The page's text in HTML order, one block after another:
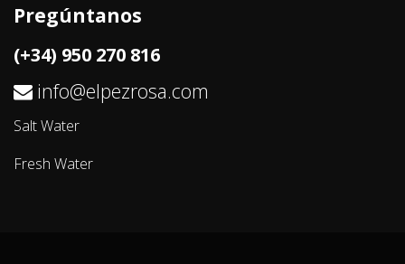
Pregúntanos
(+34) 950 270 816
info@elpezrosa.com
Salt Water
Fresh Water